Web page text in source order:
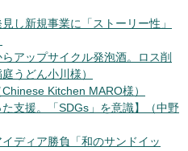
し新規事業に「ストーリー性」
アップサイクル発泡酒。ロス削
うどん小川様）
Kitchen MARO様）
た支援。「SDGs」を意識】（中野
イディア勝負「和のサンドイッ